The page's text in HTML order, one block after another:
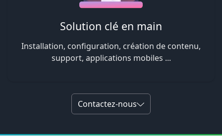
Solution clé en main
Installation, configuration, création de contenu,
support, applications mobiles ...
Contactez-nous